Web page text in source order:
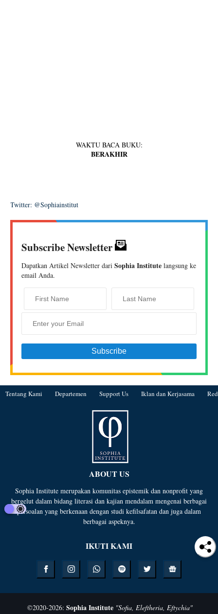
WAKTU BACA BUKU:
BERAKHIR
Twitter: @Sophiainstitut
Subscribe Newsletter
Dapatkan Artikel Newsletter dari Sophia Institute langsung ke
email Anda.
Tentang Kami Departemen Support Us Iklan dan Kerjasama
ABOUT US
Sophia Institute merupakan komunitas epistemik dan nonprofit yang
bergelut dalam bidang literasi dan kajian mendalam mengenai berbagai
persoalan yang berkenaan dengan studi kefilsafatan dan juga dalam
berbagai aspeknya.
IKUTI KAMI
©2020-2026:Sophia Institute "Sofia, Eleftheria, Eftychia"